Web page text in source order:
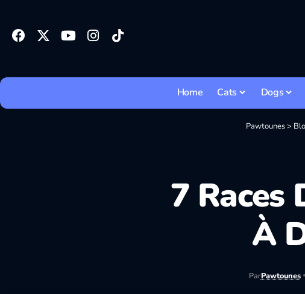
Home Cats Dogs
Pawtounes>
7 Races
À
ParPawtounes